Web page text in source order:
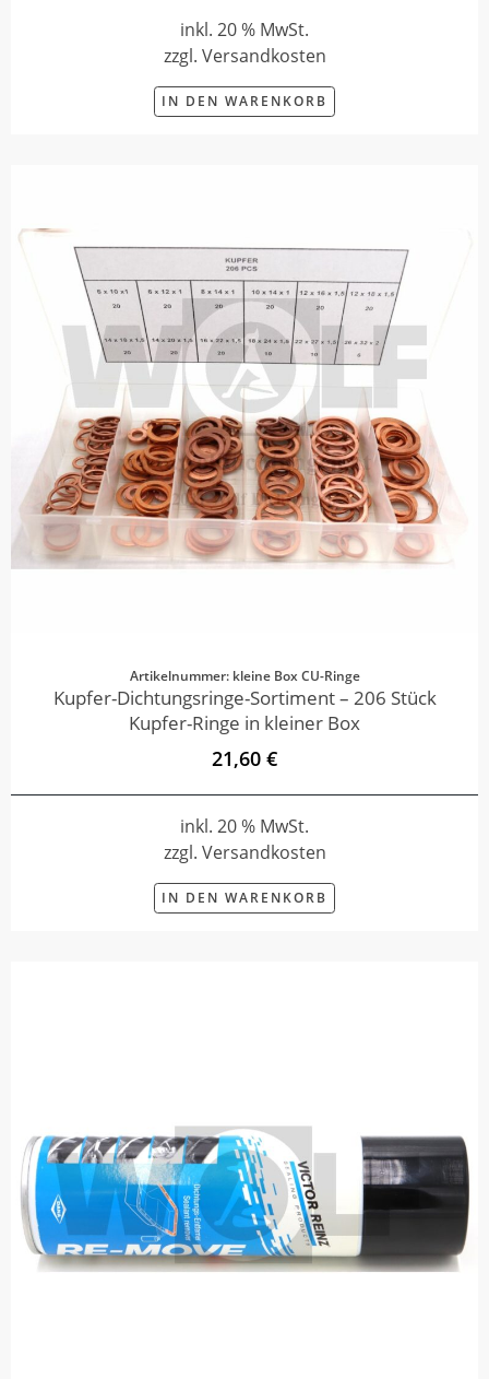
inkl. 20 % MwSt.
zzgl. Versandkosten
IN DEN WARENKORB
Artikelnummer: kleine Box CU-Ringe
Kupfer-Dichtungsringe-Sortiment – 206 Stück
Kupfer-Ringe in kleiner Box
21,60 €
inkl. 20 % MwSt.
zzgl. Versandkosten
IN DEN WARENKORB